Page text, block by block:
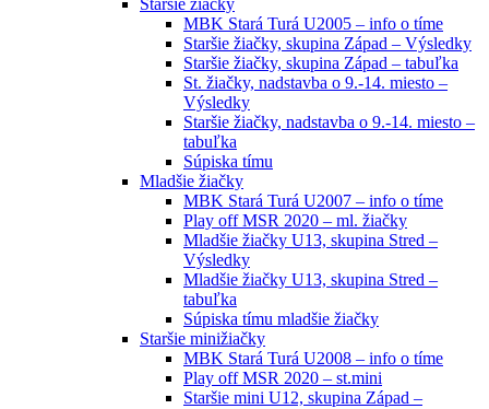
MBK Stará Turá U2005 – info o tíme
Staršie žiačky, skupina Západ – Výsledky
Staršie žiačky, skupina Západ – tabuľka
St. žiačky, nadstavba o 9.-14. miesto –
Výsledky
Staršie žiačky, nadstavba o 9.-14. miesto –
tabuľka
Súpiska tímu
Mladšie žiačky
MBK Stará Turá U2007 – info o tíme
Play off MSR 2020 – ml. žiačky
Mladšie žiačky U13, skupina Stred –
Výsledky
Mladšie žiačky U13, skupina Stred –
tabuľka
Súpiska tímu mladšie žiačky
Staršie minižiačky
MBK Stará Turá U2008 – info o tíme
Play off MSR 2020 – st.mini
Staršie mini U12, skupina Západ –